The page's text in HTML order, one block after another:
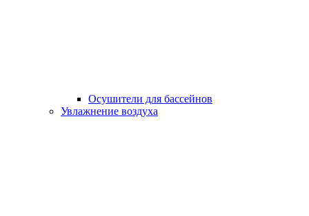
Осушители для бассейнов
Увлажнение воздуха